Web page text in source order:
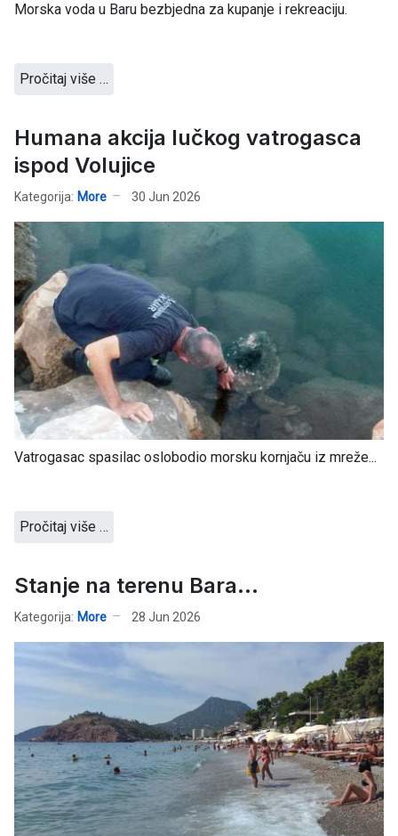
Morska voda u Baru bezbjedna za kupanje i rekreaciju.
Pročitaj više …
Humana akcija lučkog vatrogasca
ispod Volujice
Kategorija: More 30 Jun 2026
Vatrogasac spasilac oslobodio morsku kornjaču iz mreže...
Pročitaj više …
Stanje na terenu Bara...
Kategorija: More 28 Jun 2026